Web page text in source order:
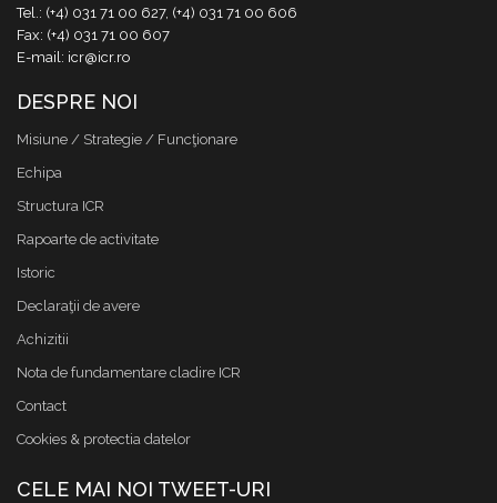
Tel.: (+4) 031 71 00 627, (+4) 031 71 00 606
Fax: (+4) 031 71 00 607
E-mail: icr@icr.ro
DESPRE NOI
Misiune / Strategie / Funcţionare
Echipa
Structura ICR
Rapoarte de activitate
Istoric
Declaraţii de avere
Achizitii
Nota de fundamentare cladire ICR
Contact
Cookies & protectia datelor
CELE MAI NOI TWEET-URI